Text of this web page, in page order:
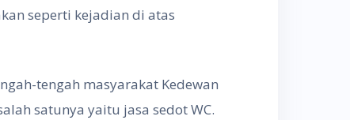
seperti kejadian di atas
tengah masyarakat Kedewan
satunya yaitu jasa sedot WC.